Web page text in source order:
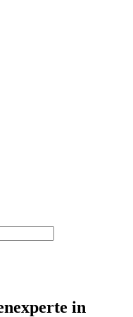
in